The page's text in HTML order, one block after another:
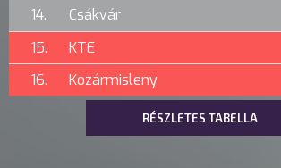
14.
Csákvár
15.
KTE
16.
Kozármisleny
RÉSZLETES TABELLA